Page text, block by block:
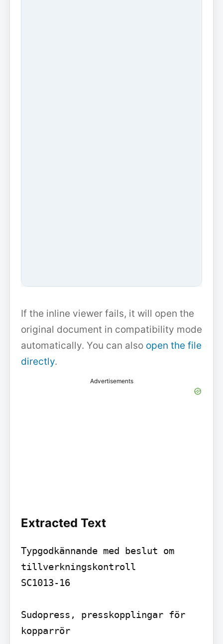
If the inline viewer fails, it will open the
original document in compatibility mode
automatically. You can also open the file
directly.
Advertisements
Extracted Text
Typgodkännande med beslut om
tillverkningskontroll
SC1013-16
Sudopress, presskopplingar för
kopparrör